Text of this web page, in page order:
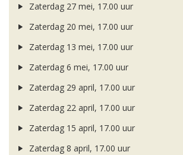
Zaterdag 27 mei, 17.00 uur
Zaterdag 20 mei, 17.00 uur
Zaterdag 13 mei, 17.00 uur
Zaterdag 6 mei, 17.00 uur
Zaterdag 29 april, 17.00 uur
Zaterdag 22 april, 17.00 uur
Zaterdag 15 april, 17.00 uur
Zaterdag 8 april, 17.00 uur